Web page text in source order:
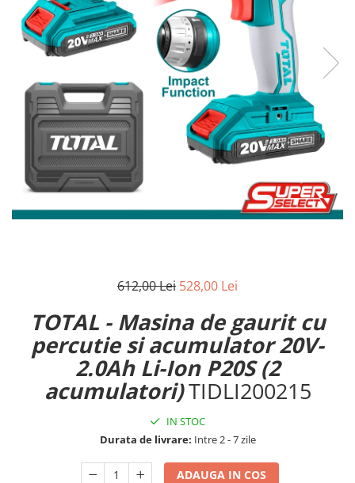
Reparatii si Renovare
612,00 Lei 528,00 Lei
TOTAL - Masina de gaurit cu
percutie si acumulator 20V-
2.0Ah Li-Ion P20S (2
acumulatori)TIDLI200215
IN STOC
Durata de livrare: Intre 2 - 7 zile
ADAUGA IN COS